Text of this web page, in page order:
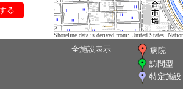
る
Shoreline data is derived from: United States.
全施設表示 病院
訪問型
特定施設